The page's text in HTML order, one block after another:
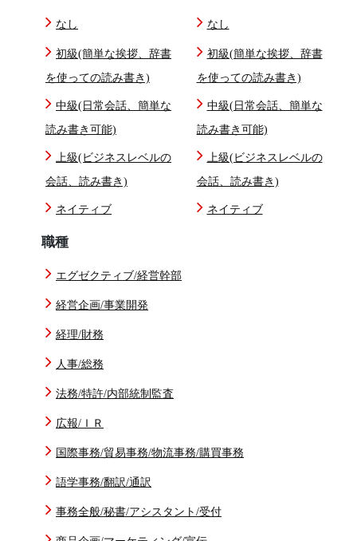
なし
初級(簡単な挨拶、辞書
を使っての読み書き)
中級(日常会話、簡単な
読み書き可能)
上級(ビジネスレベルの
会話、読み書き)
ネイティブ
なし
初級(簡単な挨拶、辞書
を使っての読み書き)
中級(日常会話、簡単な
読み書き可能)
上級(ビジネスレベルの
会話、読み書き)
ネイティブ
職種
エグゼクティブ/経営幹部
経営企画/事業開発
経理/財務
人事/総務
法務/特許/内部統制監査
広報/ＩＲ
国際事務/貿易事務/物流事務/購買事務
語学事務/翻訳/通訳
事務全般/秘書/アシスタント/受付